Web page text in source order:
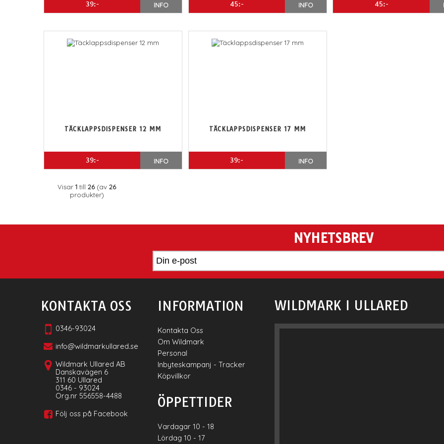
39:- INFO 45:- INFO 45:-
TÄCKLAPPSDISPENSER 12 MM
39:- INFO
TÄCKLAPPSDISPENSER 17 MM
39:- INFO
Visar1 till26(av26
produkter)
NYHETSBREV
WILDMARK I ULLARED
KONTAKTA OSS
0346-93024
info@wildmarkullared.se
Wildmark Ullared AB
Danskavägen 6
311 60 Ullared
0346 - 93024
Org.nr 556558-4488
Följ oss på Facebook
INFORMATION
Kontakta Oss
Om Wildmark
Personal
Inbyteskampanj - Tracker
Köpvillkor
ÖPPETTIDER
Vardagar 10 - 18
Lördag 10 - 17